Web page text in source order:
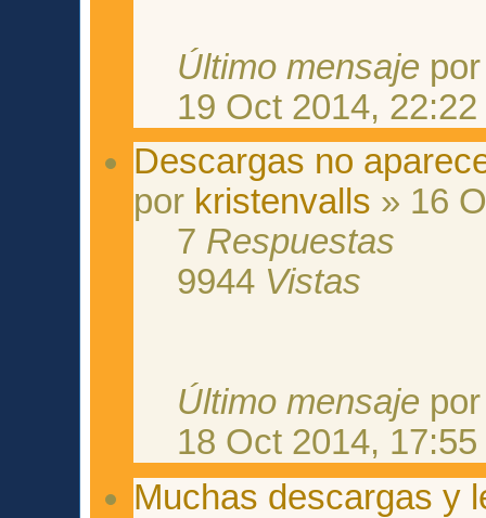
Último mensaje
19 Oct 2014, 22:22
Descargas no
por kristenvalls » 16
7 Respuestas
9944 Vistas
Último mensaje
18 Oct 2014, 17:55
Muchas descargas y